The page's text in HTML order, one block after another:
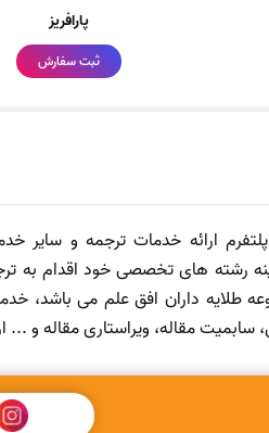
پارافریز
ثبت سفارش
ارائه خدمات ترجمه و سایر
رشته های تخصصی خود اقدام به
طلایه داران افق علم می باشد،
مقاله، ویراستاری مقاله و ...